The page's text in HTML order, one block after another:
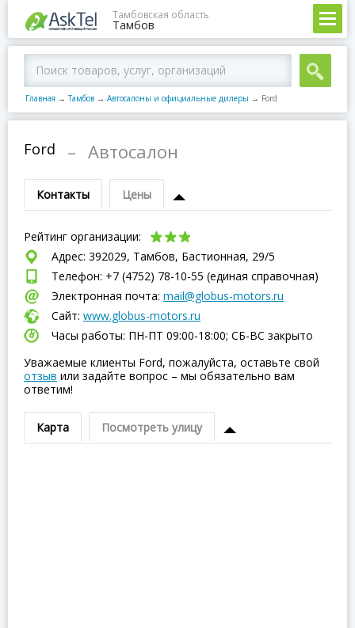
Тамбовская область
Тамбов
Главная → Тамбов → Автосалоны и официальные дилеры → Ford
Ford – Автосалон
Контакты Цены
Рейтинг организации:
Адрес: 392029, Тамбов, Бастионная, 29/5
Телефон: +7 (4752) 78-10-55 (единая справочная)
Электронная почта: mail@globus-motors.ru
Сайт: www.globus-motors.ru
Часы работы: ПН-ПТ 09:00-18:00; СБ-ВC закрыто
Уважаемые клиенты Ford, пожалуйста, оставьте свой
отзыв или задайте вопрос – мы обязательно вам
ответим!
Карта Посмотреть улицу